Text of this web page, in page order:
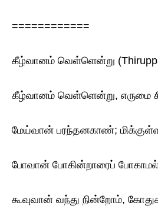
============
கீழ்வானம் வெள்ளென்று
கீழ்வானம் வெள்ளென்று, எருமை
மேய்வான் பரந்தனகாண்;
போவான் போகின்றாரைப்
கூவுவான் வந்து நின்றோம்,